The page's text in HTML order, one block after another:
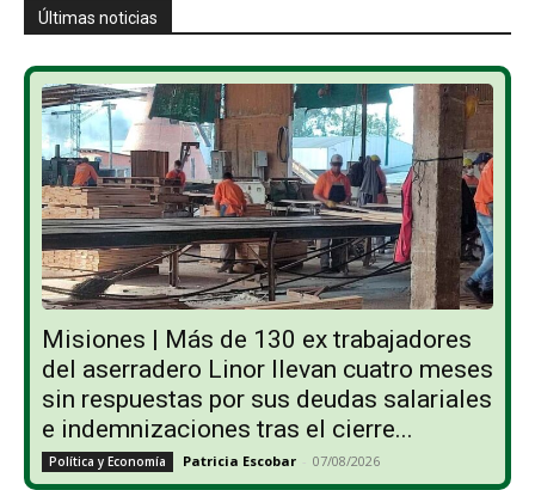
Últimas noticias
Misiones | Más de 130 ex trabajadores
del aserradero Linor llevan cuatro meses
sin respuestas por sus deudas salariales
e indemnizaciones tras el cierre...
Política y Economía Patricia Escobar - 07/08/2026